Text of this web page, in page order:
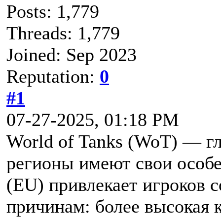
Posts: 1,779
Threads: 1,779
Joined: Sep 2023
Reputation: 0
#1
07-27-2025, 01:18 PM
World of Tanks (WoT) —
регионы имеют свои
(EU) привлекает игроков
причинам: более высокая